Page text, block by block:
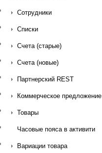
Сотрудники
Списки
Счета (старые)
Счета (новые)
Партнерский REST
Коммерческое предложение
Товары
Часовые пояса в активити
Вариации товара